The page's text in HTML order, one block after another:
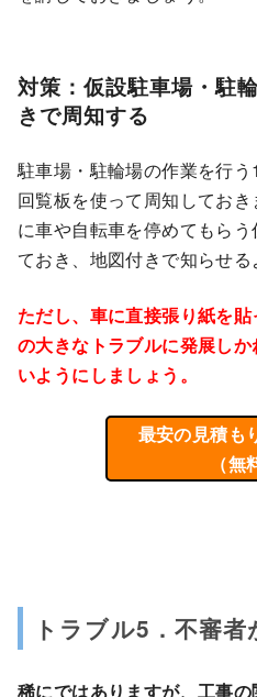
対策：仮設駐車場・駐
きで周知する
駐車場・駐輪場の作業を行
回覧板を使って周知してお
に車や自転車を停めてもら
ておき、地図付きで知らせる
ただし、車に直接張り紙を
の大きなトラブルに発展し
いようにしましょう。
最安の見積も
（無
トラブル5．不審者
稀にではありますが、工事